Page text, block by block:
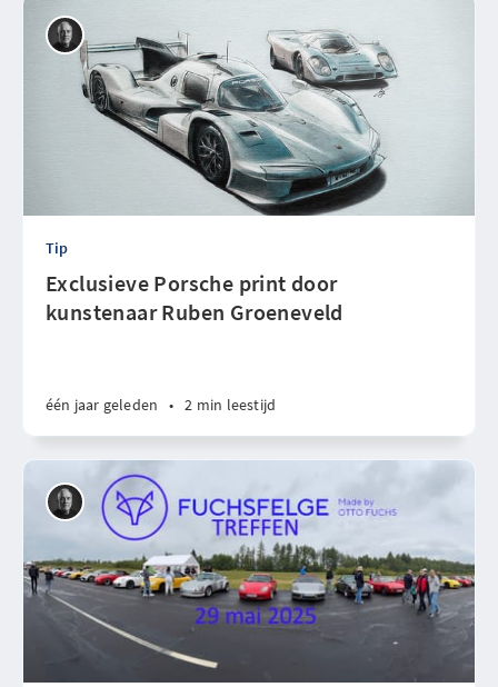
Tip
Exclusieve Porsche print door
kunstenaar Ruben Groeneveld
één jaar geleden • 2 min leestijd